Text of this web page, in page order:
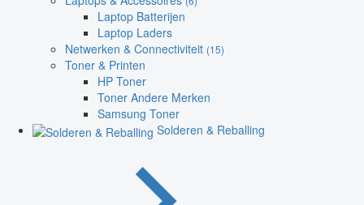
Laptop Batterijen
Laptop Laders
Netwerken & Connectiviteit (15)
Toner & Printen
HP Toner
Toner Andere Merken
Samsung Toner
Solderen & Reballing